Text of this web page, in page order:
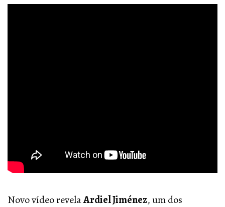
Novo vídeo revelaArdiel Jiménez, um dos